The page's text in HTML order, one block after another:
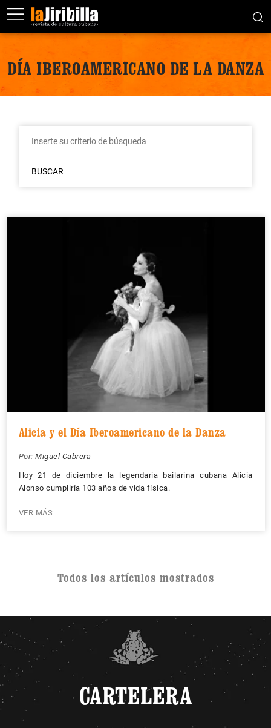
DÍA IBEROAMERICANO DE LA DANZA
BUSCAR
Alicia y el Día Iberoamericano de la Danza
Por: Miguel Cabrera
Hoy 21 de diciembre la legendaria bailarina cubana Alicia
Alonso cumpliría 103 años de vida física.
VER MÁS
Todos los artículos mostrados
CARTELERA